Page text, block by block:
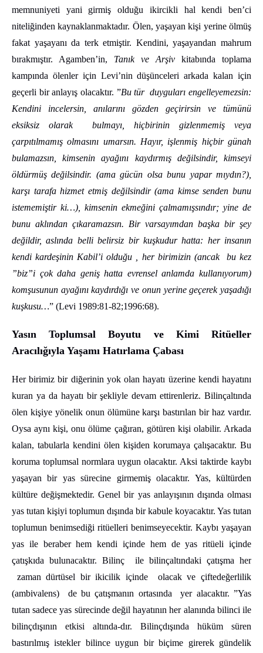
memnuniyeti yani girmiş olduğu ikircikli hal kendi ben’ci
niteliğinden kaynaklanmaktadır. Ölen, yaşayan kişi yerine ölmüş
fakat yaşayanı da terk etmiştir. Kendini, yaşayandan mahrum
bırakmıştır. Agamben’in, Tanık ve Arşiv kitabında toplama
kampında ölenler için Levi’nin düşünceleri arkada kalan için
geçerli bir anlayış olacaktır. ”Bu tür duyguları engelleyemezsin:
Kendini incelersin, anılarını gözden geçirirsin ve tümünü
eksiksiz olarak bulmayı, hiçbirinin gizlenmemiş veya
çarpıtılmamış olmasını umarsın. Hayır, işlenmiş hiçbir günah
bulamazsın, kimsenin ayağını kaydırmış değilsindir, kimseyi
öldürmüş değilsindir. (ama gücün olsa bunu yapar mıydın?),
karşı tarafa hizmet etmiş değilsindir (ama kimse senden bunu
istememiştir ki…), kimsenin ekmeğini çalmamışsındır; yine de
bunu aklından çıkaramazsın. Bir varsayımdan başka bir şey
değildir, aslında belli belirsiz bir kuşkudur hatta: her insanın
kendi kardeşinin Kabil’i olduğu , her birimizin (ancak bu kez
”biz”i çok daha geniş hatta evrensel anlamda kullanıyorum)
komşusunun ayağını kaydırdığı ve onun yerine geçerek yaşadığı
kuşkusu…” (Levi 1989:81-82;1996:68).
Yasın Toplumsal Boyutu ve Kimi Ritüeller
Aracılığıyla Yaşamı Hatırlama Çabası
Her birimiz bir diğerinin yok olan hayatı üzerine kendi hayatını
kuran ya da hayatı bir şekliyle devam ettirenleriz. Bilinçaltında
ölen kişiye yönelik onun ölümüne karşı bastırılan bir haz vardır.
Oysa aynı kişi, onu ölüme çağıran, götüren kişi olabilir. Arkada
kalan, tabularla kendini ölen kişiden korumaya çalışacaktır. Bu
koruma toplumsal normlara uygun olacaktır. Aksi taktirde kaybı
yaşayan bir yas sürecine girmemiş olacaktır. Yas, kültürden
kültüre değişmektedir. Genel bir yas anlayışının dışında olması
yas tutan kişiyi toplumun dışında bir kabule koyacaktır. Yas tutan
toplumun benimsediği ritüelleri benimseyecektir. Kaybı yaşayan
yas ile beraber hem kendi içinde hem de yas ritüeli içinde
çatışkıda bulunacaktır. Bilinç ile bilinçaltındaki çatışma her
zaman dürtüsel bir ikicilik içinde olacak ve çiftedeğerlilik
(ambivalens) de bu çatışmanın ortasında yer alacaktır. ”Yas
tutan sadece yas sürecinde değil hayatının her alanında bilinci ile
bilinçdışının etkisi altında-dır. Bilinçdışında hüküm süren
bastırılmış istekler bilince uygun bir biçime girerek gündelik